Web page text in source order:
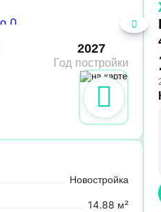
2027
Год постройки
Новостройка
14.88 м²